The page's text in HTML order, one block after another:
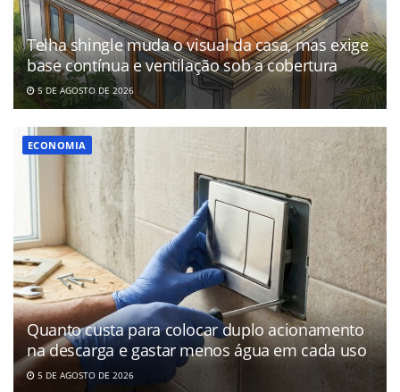
Telha shingle muda o visual da casa, mas exige
base contínua e ventilação sob a cobertura
5 DE AGOSTO DE 2026
ECONOMIA
Quanto custa para colocar duplo acionamento
na descarga e gastar menos água em cada uso
5 DE AGOSTO DE 2026